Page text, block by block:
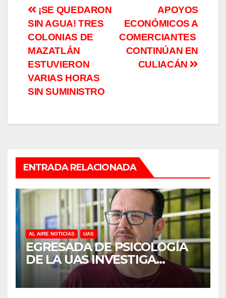
Navegación
de
entradas
APOYOS
ECONÓMICOS A
COMERCIANTES
CONTINÚAN EN
CULIACÁN
¡SE QUEDARON
SIN AGUA! TRES
COLONIAS DE
MAZATLÁN
ESTUVIERON
VARIAS HORAS
SIN SUMINISTRO
ENTRADA RELACIONADA
AL AIRE NOTICIAS UAS
EGRESADA DE PSICOLOGÍA
DE LA UAS INVESTIGA
DUELO ANTICIPADO Y
SOBRECARGA EN